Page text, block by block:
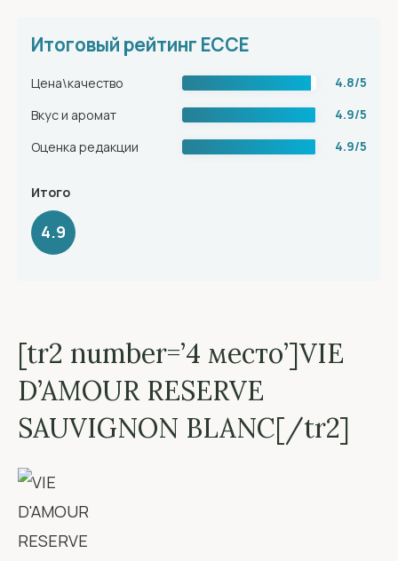
Итоговый рейтинг ЕССЕ
Цена\качество 4.8/5
Вкус и аромат 4.9/5
Оценка редакции 4.9/5
Итого
4.9
[tr2 number=’4 место’]VIE
D’AMOUR RESERVE
SAUVIGNON BLANC[/tr2]